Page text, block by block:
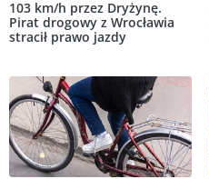
103 km/h przez Dryżynę.
Pirat drogowy z Wrocławia
stracił prawo jazdy